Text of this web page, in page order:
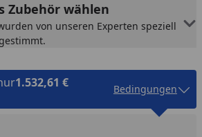
Zubehör wählen
von unseren Experten speziell
1.532,61 €
Bedingungen